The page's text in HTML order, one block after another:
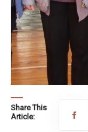
Share This
Article: